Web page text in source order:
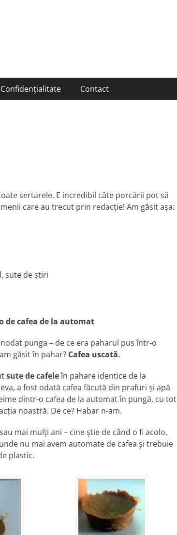
Confidențialitate Contact
sertarele. E incredibil câte porcării pot să
care au trecut prin redacţie! Am găsit aşa:
sute de ştiri
de cafea de la automat
punga – de ce era paharul pus într-o
găsit în pahar? Cafea uscată.
sute de cafeleîn pahare identice de la
a fost odată cafea făcută din prafuri şi apă
dintr-o cafea de la automat în pungă, cu tot
noastră. De ce? Habar n-am.
mai mulţi ani – cine ştie de când o fi acolo,
nu mai avem automate de cafea şi trebuie
plastic.